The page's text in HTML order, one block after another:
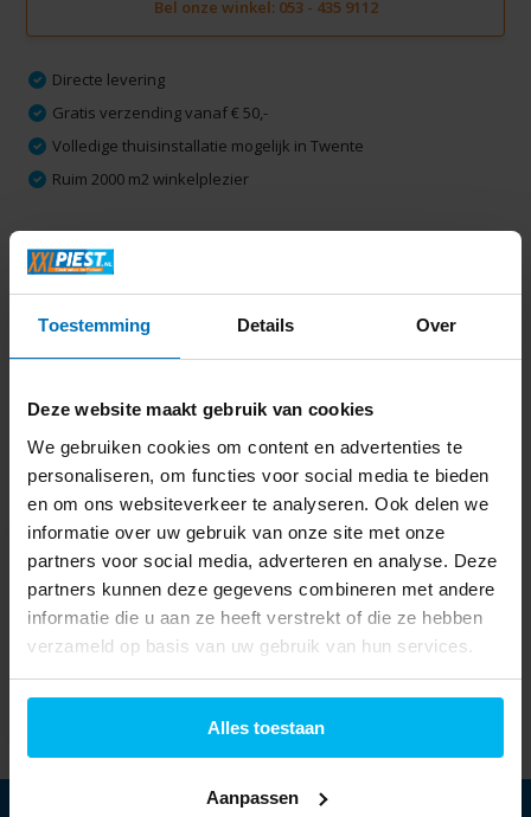
Toestemming Details Over
Deze website maakt gebruik van cookies
We gebruiken cookies om content en advertenties te
personaliseren, om functies voor social media te bieden
en om ons websiteverkeer te analyseren. Ook delen we
informatie over uw gebruik van onze site met onze
partners voor social media, adverteren en analyse. Deze
partners kunnen deze gegevens combineren met andere
informatie die u aan ze heeft verstrekt of die ze hebben
verzameld op basis van uw gebruik van hun services.
Alles toestaan
Aanpassen
Bel onze winkel: 053 - 435 9112
Directe levering
Gratis verzending vanaf € 50,-
Volledige thuisinstallatie mogelijk in Twente
Ruim 2000 m2 winkelplezier
Productomschrijving
Delen
Laatst bekeken
Marmitek Connect 620
UHD 2.0
79,99